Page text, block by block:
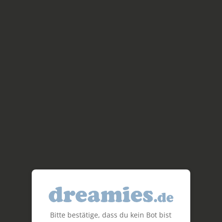
Bitte bestätige, dass du kein Bot bist